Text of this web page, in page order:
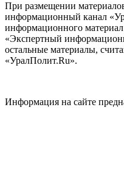
При размещении
информационный канал
информационного
«Экспертный
остальные материалы,
«УралПолит.Ru».
Информация на сайте